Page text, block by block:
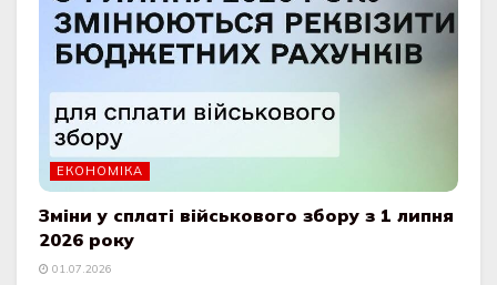
ЕКОНОМІКА
Зміни у сплаті військового збору з 1 липня
2026 року
01.07.2026